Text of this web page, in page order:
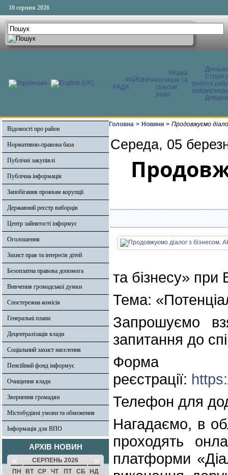
10 серпня 2026
РАЙОННА
РАДА
Міська,
селищні та
сільські
ради
роботи
Відомості про район
Нормативно-правова база
Публічні закупівлі
Публічна інформація
Запобігання проявам корупції
Державний реєстр виборців
Центр зайнятості інформує
Оголошення
Захист прав та інтересів дітей
Безоплатна правова допомога
Вивчення громадської думки
Спостережна комісія
Генеральні плани
Децентралізація влади
Соціальний захист населення
Пенсійний фонд інформує
Очищення влади
Звернення громадян
Містобудівні умови та обмеження
Інформація для ВПО
АРХІВ НОВИН
« СЕРПЕНЬ 2026 »
ПН ВТ СР ЧТ ПТ СБ
НД
Головна > Новини > Продовжуємо
Середа, 05
та бізнесу»
Тема:
Запрошуємо
запитання до
реєстрації:
Телефон для
Нагадаємо, в
проходять
платформи